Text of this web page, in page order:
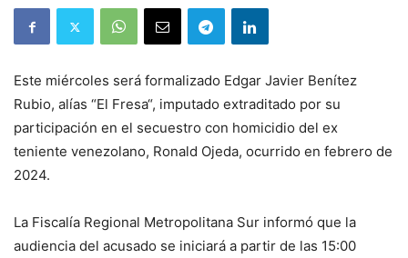
Este miércoles será formalizado Edgar Javier Benítez
Rubio, alías “El Fresa“, imputado extraditado por su
participación en el secuestro con homicidio del ex
teniente venezolano, Ronald Ojeda, ocurrido en febrero de
2024.
La Fiscalía Regional Metropolitana Sur informó que la
audiencia del acusado se iniciará a partir de las 15:00